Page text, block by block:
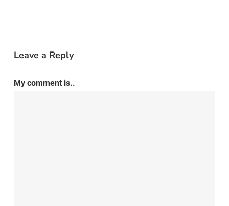
Leave a Reply
My comment is..